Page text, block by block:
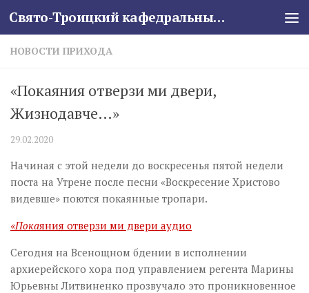
Skip to content Свято-Троицкий кафедральный собор
НОВОСТИ ПРИХОДА
«Покаяния отверзи ми двери,
Жизнодавче…»
29.02.2020
Начиная с этой недели до воскресенья пятой недели
поста на Утрене после песни «Воскресение Христово
видевше» поются покаянные тропари.
«Покаяния отверзи ми двери аудио
Сегодня на Всенощном бдении в исполнении
архиерейского хора под управлением регента Марины
Юрьевны Литвиненко прозвучало это проникновенное